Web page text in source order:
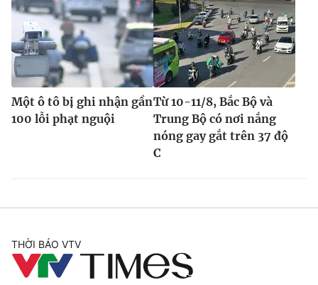
Một ô tô bị ghi nhận gần
100 lỗi phạt nguội
Từ 10-11/8, Bắc Bộ và
Trung Bộ có nơi nắng
nóng gay gắt trên 37 độ
C
THỜI BÁO VTV